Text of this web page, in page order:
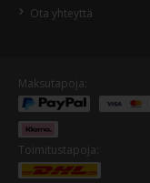
Ota yhteyttä
Maksutapoja:
Toimitustapoja: